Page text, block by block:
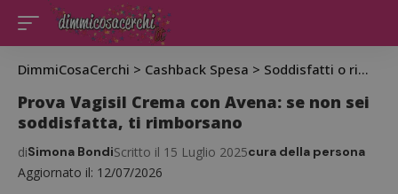
DimmiCosaCerchi > Cashback Spesa > Soddisfatti o rimborsati
Prova Vagisil Crema con Avena: se non sei
soddisfatta, ti rimborsano
Aggiornato il: 12/07/2026
diSimona BondiScritto il 15 Luglio 2025cura della persona